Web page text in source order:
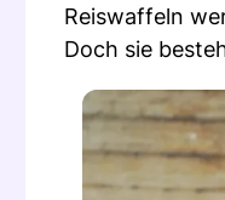
Reiswaffeln
Doch sie